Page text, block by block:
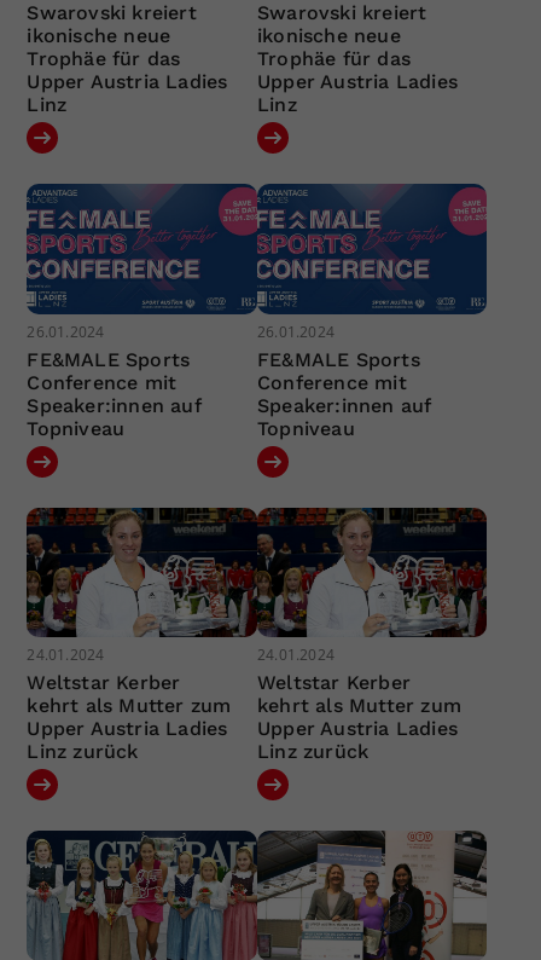
Swarovski kreiert
ikonische neue
Trophäe für das
Upper Austria Ladies
Linz
Swarovski kreiert
ikonische neue
Trophäe für das
Upper Austria Ladies
Linz
26.01.2024
FE&MALE Sports
Conference mit
Speaker:innen auf
Topniveau
26.01.2024
FE&MALE Sports
Conference mit
Speaker:innen auf
Topniveau
24.01.2024
Weltstar Kerber
kehrt als Mutter zum
Upper Austria Ladies
Linz zurück
24.01.2024
Weltstar Kerber
kehrt als Mutter zum
Upper Austria Ladies
Linz zurück